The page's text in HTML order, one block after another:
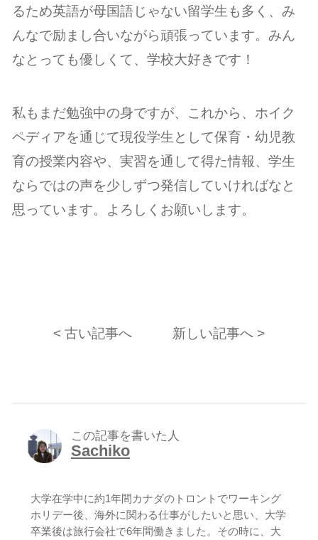
るため英語が母国語じゃない留学生も多く、み
んなで励まし合いながら頑張っています。みん
なとっても優しくて、学校大好きです！
私もまだ勉強中の身ですが、これから、ホイク
ペディアを通じて現役学生として保育・幼児教
育の授業内容や、実習を通して得た情報、学生
ならではの声を少しずつ発信していければなと
思っています。よろしくお願いします。
< 古い記事へ 新しい記事へ >
この記事を書いた人
Sachiko
大学在学中に約1年間カナダのトロントでワーキング
ホリデー後、海外に関わる仕事がしたいと思い、大学
卒業後は旅行会社で6年間働きました。その時に、大